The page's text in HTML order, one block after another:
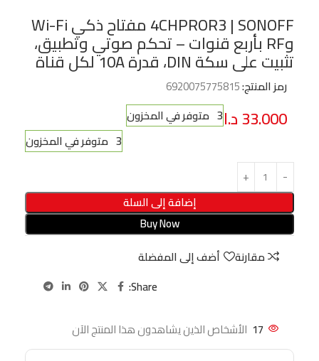
4CHPROR3 | SONOFF مفتاح ذكي Wi-Fi
وRF بأربع قنوات – تحكم صوتي وتطبيق،
تثبيت على سكة DIN، قدرة 10A لكل قناة
رمز المنتج:6920075775815
33.000د.ا3 متوفر في المخزون
3 متوفر في المخزون
إضافة إلى السلة
Buy Now
مقارنة
أضف إلى المفضلة
Share:
17 الأشخاص الذين يشاهدون هذا المنتج الآن